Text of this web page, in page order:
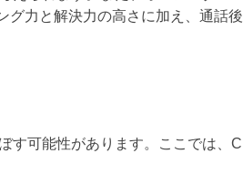
グ力と解決力の高さに加え、通話後
す可能性があります。ここでは、C